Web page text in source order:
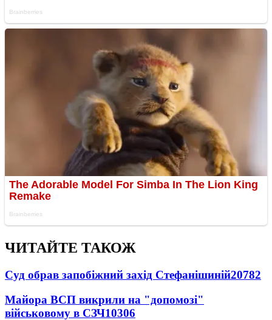
ЧИТАЙТЕ ТАКОЖ
Суд обрав запобіжний захід Стефанішиній20782
Майора ВСП викрили на "допомозі"
військовому в СЗЧ10306